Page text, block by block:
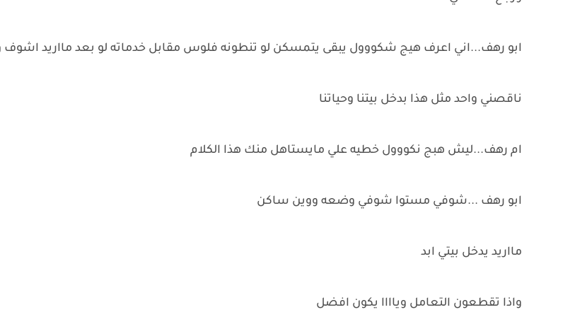
ابو رهف...اني اعرف هيج شكووول يبقى يتمسكن لو تنطونه فلوس مقابل خدماته لو بعد مااريد اشوف
ناقصني واحد مثل هذا بدخل بيتنا وحياتنا
ام رهف...ليش هبج نكووول خطيه علي مايستاهل منك هذا الكلام
ابو رهف ...شوفي مستوا شوفي وضعه ووين ساكن
مااريد يدخل بيتي ابد
واذا تقطعون التعامل وياااا يكون افضل